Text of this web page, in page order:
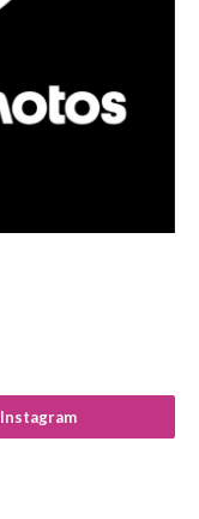
Instagram